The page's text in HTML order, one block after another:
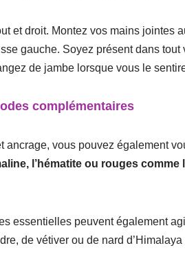
et droit. Montez vos mains jointes
gauche. Soyez présent dans
de jambe lorsque vous le
complémentaires
ancrage, vous pouvez également
l’hématite ou rouges comme
essentielles peuvent également
de vétiver ou de nard